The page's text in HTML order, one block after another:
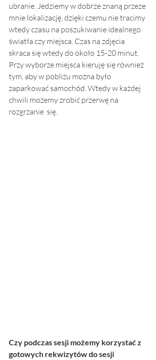
ubranie. Jedziemy w dobrze znaną przeze
mnie lokalizację, dzięki czemu nie tracimy
wtedy czasu na poszukiwanie idealnego
światła czy miejsca. Czas na zdjęcia
skraca się wtedy do około 15-20 minut.
Przy wyborze miejsca kieruję się również
tym, aby w pobliżu można było
zaparkować samochód. Wtedy w każdej
chwili możemy zrobić przerwę na
rozgrzanie  się.
Czy podczas sesji możemy korzystać z
gotowych rekwizytów do sesji